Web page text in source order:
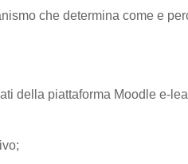
che determina come e
della piattaforma Moodle e-